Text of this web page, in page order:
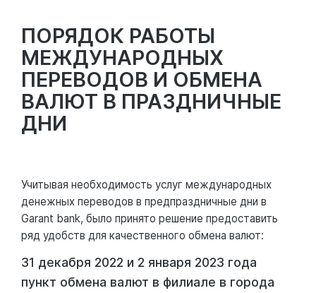
ПОРЯДОК РАБОТЫ
МЕЖДУНАРОДНЫХ
ПЕРЕВОДОВ И ОБМЕНА
ВАЛЮТ В ПРАЗДНИЧНЫЕ
ДНИ
Учитывая необходимость услуг международных
денежных переводов в предпраздничные дни в
Garant bank, было принято решение предоставить
ряд удобств для качественного обмена валют:
31 декабря 2022 и 2 января 2023 года
пункт обмена валют в филиале в города